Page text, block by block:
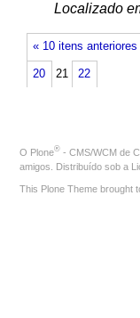
Localizado
« 10 itens anteriores
20 21 22
O Plone® - CMS/WCM de
amigos. Distribuído sob a
This Plone Theme brought